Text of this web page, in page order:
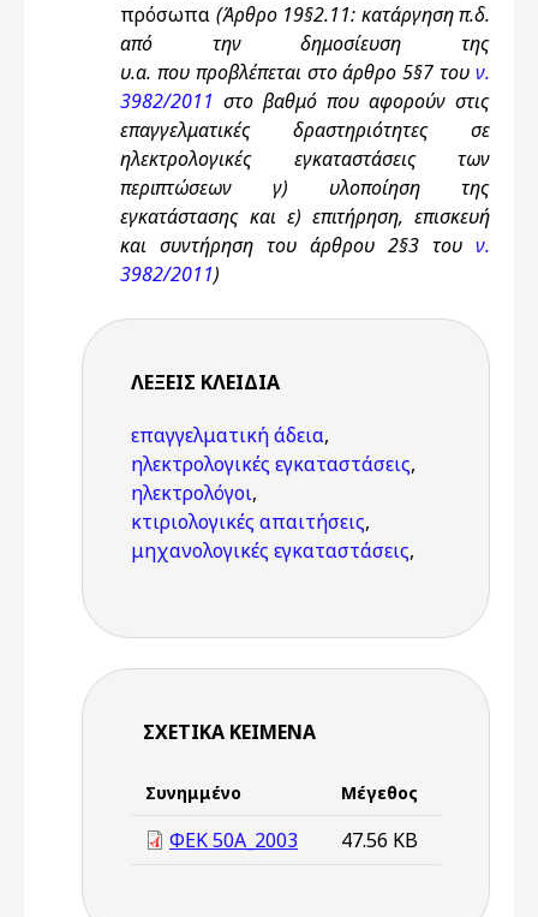
πρόσωπα (Άρθρο 19§2.11: κατάργηση π.δ.
από την δημοσίευση της
υ.α. που προβλέπεται στο άρθρο 5§7 του ν.
3982/2011 στο βαθμό που αφορούν στις
επαγγελματικές δραστηριότητες σε
ηλεκτρολογικές εγκαταστάσεις των
περιπτώσεων γ) υλοποίηση της
εγκατάστασης και ε) επιτήρηση, επισκευή
και συντήρηση του άρθρου 2§3 του ν.
3982/2011)
ΛΈΞΕΙΣ KΛΕΙΔΙΆ
επαγγελματική άδεια,
ηλεκτρολογικές εγκαταστάσεις,
ηλεκτρολόγοι,
κτιριολογικές απαιτήσεις,
μηχανολογικές εγκαταστάσεις,
ΣΧΕΤΙΚΆ ΚΕΊΜΕΝΑ
Συνημμένο Μέγεθος
ΦΕΚ 50A_2003 47.56 KB